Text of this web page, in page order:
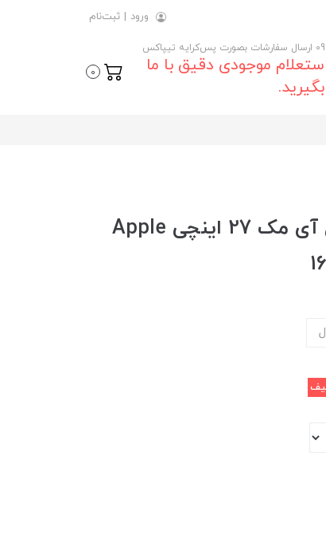
ورود | ثبت‌نام
تیپاکس
موجودی دقیق با ما
0
خرید و قیمت روز آل این وان اپل آی مک 27 اینچی Apple